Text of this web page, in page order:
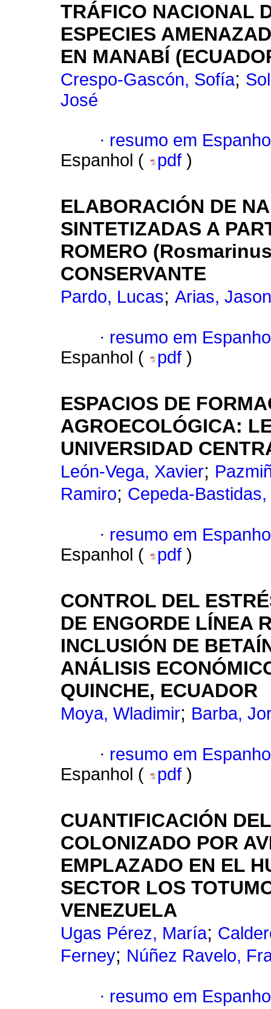
TRÁFICO NACIONAL
ESPECIES
EN MANABÍ
Crespo-Gascón, Sofía;
José
· resumo em
Espanhol (
pdf )
ELABORACIÓN DE
SINTETIZADAS A
ROMERO
CONSERVANTE
Pardo, Lucas; Arias, Jason
· resumo em
Espanhol (
pdf )
ESPACIOS DE
AGROECOLÓGICA:
UNIVERSIDAD
León-Vega, Xavier;
Ramiro; Cepeda-
· resumo em
Espanhol (
pdf )
CONTROL DEL
DE ENGORDE LÍNEA
INCLUSIÓN DE
ANÁLISIS
QUINCHE, ECUADOR
Moya, Wladimir; Barba,
· resumo em
Espanhol (
pdf )
CUANTIFICACIÓN
COLONIZADO POR
EMPLAZADO EN EL
SECTOR LOS
VENEZUELA
Ugas Pérez, María;
Ferney; Núñez Ravelo,
· resumo em